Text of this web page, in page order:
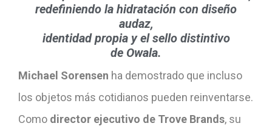
redefiniendo la hidratación con diseño
audaz,
identidad propia y el sello distintivo
de Owala.
Michael Sorensen ha demostrado que incluso
los objetos más cotidianos pueden reinventarse.
Como director ejecutivo de Trove Brands, su